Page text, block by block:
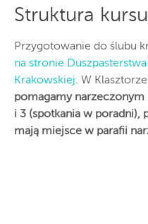
Struktura kursu
Przygotowanie do ślubu
na stronie
Krakowskiej. W
pomagamy narzeczonym
i 3 (spotkania w poradni),
mają miejsce w parafii